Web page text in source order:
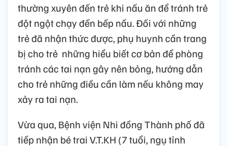
thường xuyên đến trẻ khi nấu ăn để tránh trẻ
đột ngột chạy đến bếp nấu. Đối với những
trẻ đã nhận thức được, phụ huynh cần trang
bị cho trẻ những hiểu biết cơ bản để phòng
tránh các tai nạn gây nên bỏng, hướng dẫn
cho trẻ những điều cần làm nếu không may
xảy ra tai nạn.
Vừa qua, Bệnh viện Nhi đồng Thành phố đã
tiếp nhận bé trai V.T.KH (7 tuổi, ngụ tỉnh